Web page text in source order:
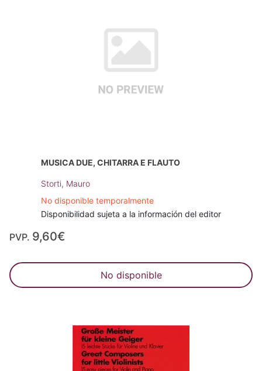
MUSICA DUE, CHITARRA E FLAUTO
Storti, Mauro
No disponible temporalmente
Disponibilidad sujeta a la información del editor
PVP. 9,60€
No disponible